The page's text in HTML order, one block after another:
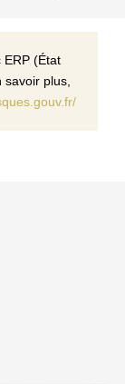
ERP (État
plus,